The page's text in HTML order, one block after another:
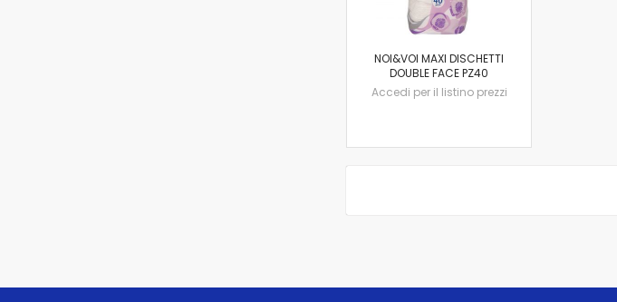
NOI&VOI MAXI DISCHETTI
DOUBLE FACE PZ40
Accedi per il listino prezzi